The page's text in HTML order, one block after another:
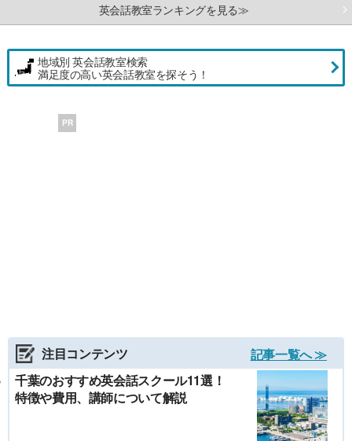
英会話教室ランキングを見る≫
地域別 英会話教室検索
満足度の高い英会話教室を探そう！
PR
注目コンテンツ
記事一覧へ ≫
千葉のおすすめ英会話スクール11選！
特徴や費用、講師について解説